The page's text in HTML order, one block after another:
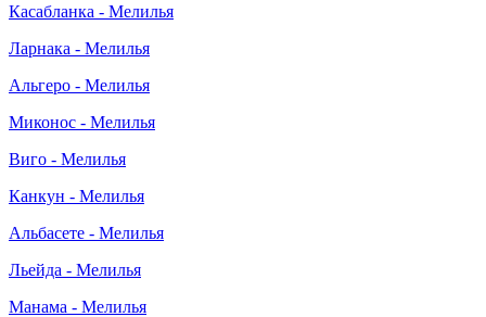
Касабланка - Мелилья
Ларнака - Мелилья
Альгеро - Мелилья
Миконос - Мелилья
Виго - Мелилья
Канкун - Мелилья
Альбасете - Мелилья
Льейда - Мелилья
Манама - Мелилья